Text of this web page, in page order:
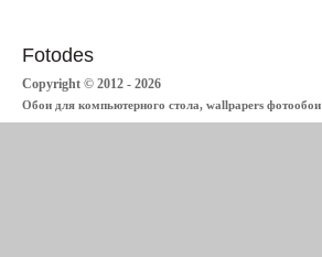
Fotodes
Copyright © 2012 - 2026
Обои для компьютерного стола, wallpapers фотообои